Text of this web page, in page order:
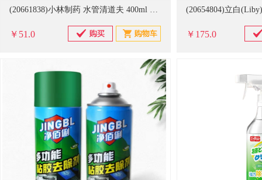
(20661838)小林制药 水管清道夫 400ml 管道疏通剂(单位：瓶)
￥51.0 ￥175.0